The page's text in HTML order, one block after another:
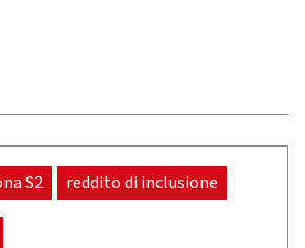
S2 reddito di inclusione